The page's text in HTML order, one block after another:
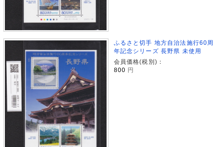
ふるさと切手 地方自治法施行60周
年記念シリーズ 長野県 未使用
会員価格(税別)：
800 円